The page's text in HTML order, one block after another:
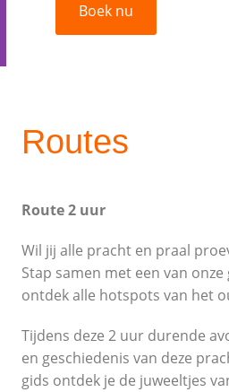
Boek nu
Routes
Route 2 uur
Wil jij alle pracht en praal
Stap samen met een van
ontdek alle hotspots van het
Tijdens deze 2 uur durende
en geschiedenis van deze
gids ontdek je de juweeltjes